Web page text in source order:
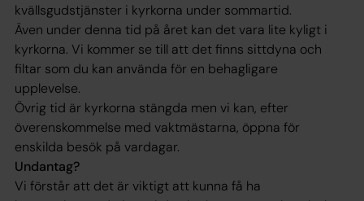
kvällsgudstjänster i kyrkorna under sommartid.
Även under denna tid på året kan det vara lite kyligt i
kyrkorna. Vi kommer se till att det finns sittdyna och
filtar som du kan använda för en behagligare
upplevelse.
Övrig tid är kyrkorna stängda men vi kan, efter
överenskommelse med vaktmästarna, öppna för
enskilda besök på vardagar.
Undantag?
Vi förstår att det är viktigt att kunna få ha